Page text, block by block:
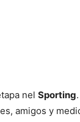
nel Sporting
amigos y